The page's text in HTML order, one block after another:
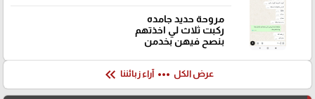
مروحة حديد جامده
ركبت ثلاث لي اخذتهم
بنصح فيهن بخدمن
عرض الكل more_horiz آراء زبائننا keyboard_double_arrow_left